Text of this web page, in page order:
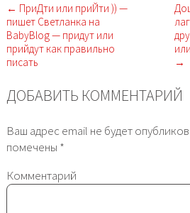
← ПриДти или приЙти )) —
пишет Светланка на
BabyBlog — придут или
прийдут как правильно
писать
→
ДОБАВИТЬ КОММЕНТАРИЙ
Ваш адрес email не будет
помечены *
Комментарий